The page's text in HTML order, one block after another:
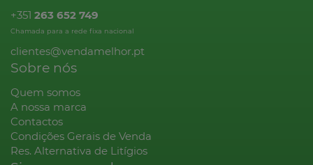
+351 263 652 749
Chamada para a rede fixa nacional
clientes@vendamelhor.pt
Sobre nós
Quem somos
A nossa marca
Contactos
Condições Gerais de Venda
Res. Alternativa de Litígios